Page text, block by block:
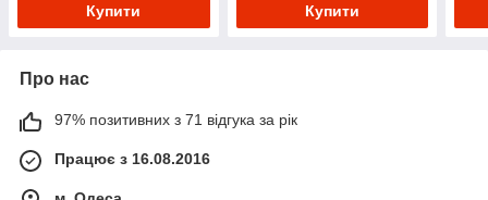
Купити Купити
Про нас
97% позитивних з 71 відгука за рік
Працює з 16.08.2016